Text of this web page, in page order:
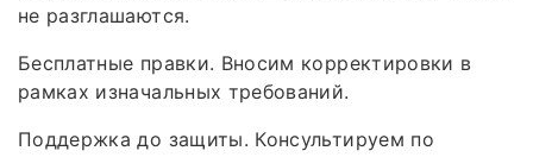
не разглашаются.
Бесплатные правки. Вносим корректировки в
рамках изначальных требований.
Поддержка до защиты. Консультируем по